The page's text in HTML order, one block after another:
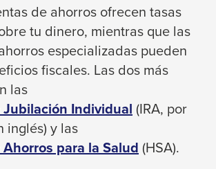
de ahorros ofrecen tasas
tu dinero, mientras que las
especializadas pueden
fiscales. Las dos más
las
Individual (IRA, por
inglés) y las
para la Salud (HSA).